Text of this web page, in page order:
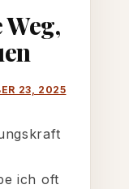
ist
beste
Weg,
zu
Weg,
ich oft